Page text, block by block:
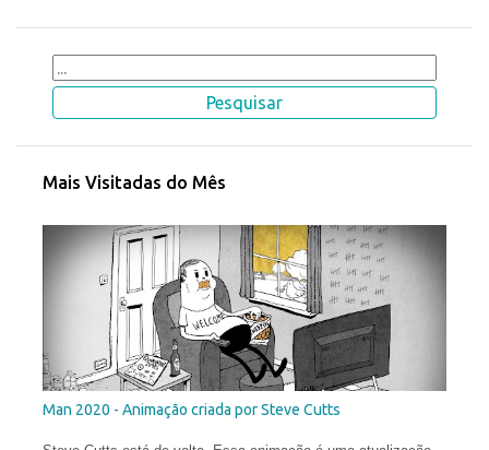
Mais Visitadas do Mês
Man 2020 - Animação criada por Steve Cutts